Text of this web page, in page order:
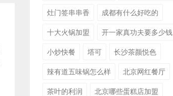
灶门签串串香
成都有什么好吃的
十大火锅加盟
开一家真功夫要多少钱
小炒快餐
塔可
长沙茶颜悦色
辣有道五味锅怎么样
北京网红餐厅
茶叶的利润
北京哪些蛋糕店加盟